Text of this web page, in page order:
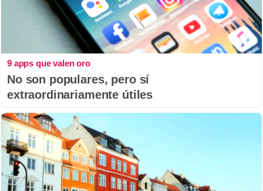
9 apps que valen oro
No son populares, pero sí
extraordinariamente útiles